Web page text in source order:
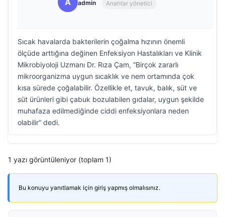
A admin Anahtar yönetici
Sıcak havalarda bakterilerin çoğalma hızının önemli
ölçüde arttığına değinen Enfeksiyon Hastalıkları ve Klinik
Mikrobiyoloji Uzmanı Dr. Rıza Çam, “Birçok zararlı
mikroorganizma uygun sıcaklık ve nem ortamında çok
kısa sürede çoğalabilir. Özellikle et, tavuk, balık, süt ve
süt ürünleri gibi çabuk bozulabilen gıdalar, uygun şekilde
muhafaza edilmediğinde ciddi enfeksiyonlara neden
olabilir” dedi.
1 yazı görüntüleniyor (toplam 1)
Bu konuyu yanıtlamak için giriş yapmış olmalısınız.